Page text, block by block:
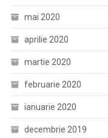
mai 2020
aprilie 2020
martie 2020
februarie 2020
ianuarie 2020
decembrie 2019